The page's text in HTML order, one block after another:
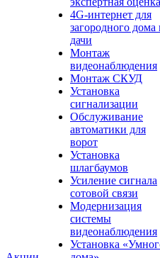
4G-интернет для
загородного дома
дачи
Монтаж
видеонаблюдения
Монтаж СКУД
Установка
сигнализации
Обслуживание
автоматики для
ворот
Установка
шлагбаумов
Усиление сигнала
сотовой связи
Модернизация
системы
видеонаблюдения
Установка